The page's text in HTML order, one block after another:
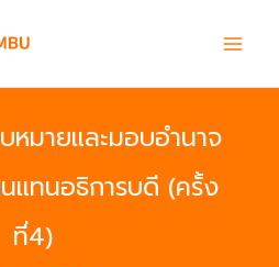
หมายและมอบอำนาจ
แทนอธิการบดี (ครั้ง
ที่4)